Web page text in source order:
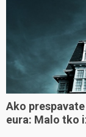
Ako
eura: Malo tko